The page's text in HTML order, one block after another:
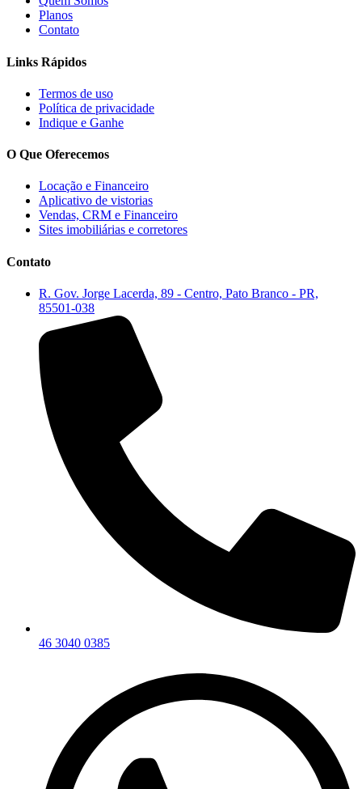
Planos
Contato
Links Rápidos
Termos de uso
Política de privacidade
Indique e Ganhe
O Que Oferecemos
Locação e Financeiro
Aplicativo de vistorias
Vendas, CRM e Financeiro
Sites imobiliárias e corretores
Contato
R. Gov. Jorge Lacerda, 89 - Centro, Pato Branco - PR,
85501-038
46 3040 0385